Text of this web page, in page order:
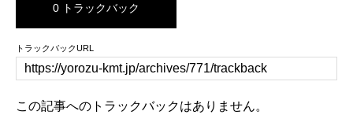
0 トラックバック
トラックバックURL
この記事へのトラックバックはありません。